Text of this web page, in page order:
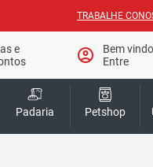
TRABALHE
e
account_circle
Bem vindo
Entre
Padaria Petshop